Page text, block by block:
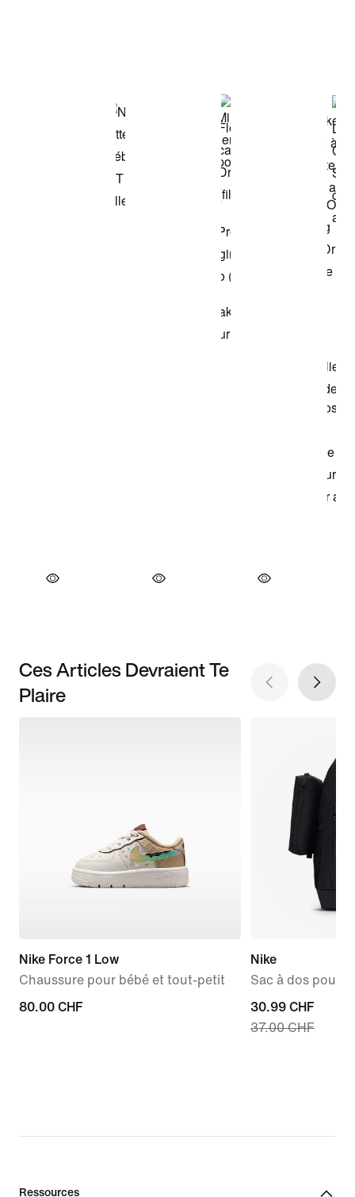
Ces Articles Devraient Te
Plaire
Nike Force 1 Low
Chaussure pour bébé et tout-petit
80.00 CHF
80.00 CHF
Nike
Sac à dos pour
current
price
30.99 CHF
37.00 CHF
Ressources